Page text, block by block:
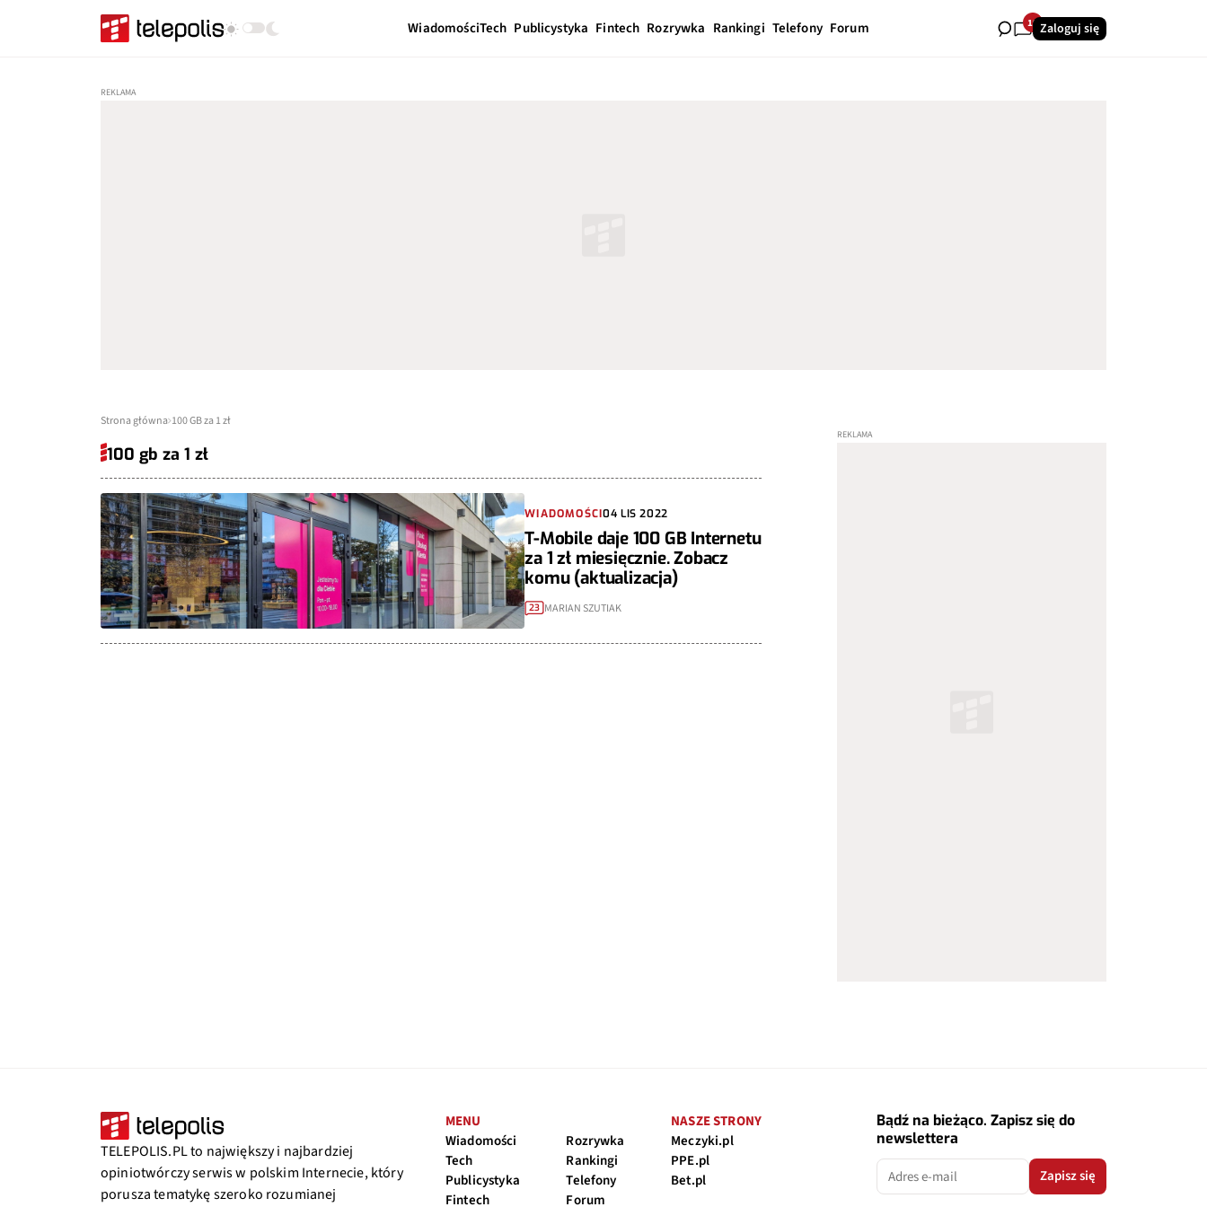
WiadomościTech Publicystyka Fintech Rozrywka Rankingi Telefony Forum 19Zaloguj się
Strona główna 100 GB za 1 zł
100 gb za 1 zł
WIADOMOŚCI04 LIS 2022
T-Mobile daje 100 GB Internetu
za 1 zł miesięcznie. Zobacz
komu (aktualizacja)
23 MARIAN SZUTIAK
TELEPOLIS.PL to największy i najbardziej
opiniotwórczy serwis w polskim Internecie, który
porusza tematykę szeroko rozumianej
MENU
Wiadomości
Tech
Publicystyka
Fintech
Rozrywka
Rankingi
Telefony
Forum
NASZE STRONY
Meczyki.pl
PPE.pl
Bet.pl
Bądź na bieżąco. Zapisz się do
newslettera
Zapisz się